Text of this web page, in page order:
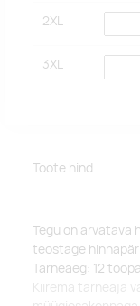
2XL
3XL
Toote hind
Tegu on arvatava
teostage
Tarneaeg: 12
Kiirema tarneaja